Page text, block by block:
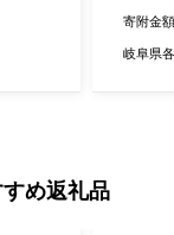
寄附金額
岐阜県
め返礼品